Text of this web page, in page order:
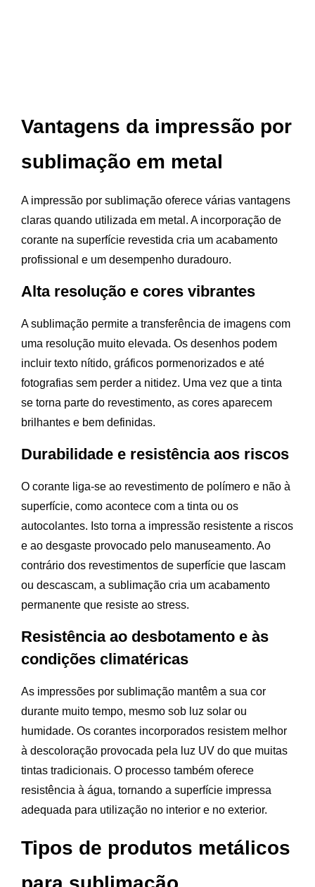
Vantagens da impressão por
sublimação em metal
A impressão por sublimação oferece várias vantagens
claras quando utilizada em metal. A incorporação de
corante na superfície revestida cria um acabamento
profissional e um desempenho duradouro.
Alta resolução e cores vibrantes
A sublimação permite a transferência de imagens com
uma resolução muito elevada. Os desenhos podem
incluir texto nítido, gráficos pormenorizados e até
fotografias sem perder a nitidez. Uma vez que a tinta
se torna parte do revestimento, as cores aparecem
brilhantes e bem definidas.
Durabilidade e resistência aos riscos
O corante liga-se ao revestimento de polímero e não à
superfície, como acontece com a tinta ou os
autocolantes. Isto torna a impressão resistente a riscos
e ao desgaste provocado pelo manuseamento. Ao
contrário dos revestimentos de superfície que lascam
ou descascam, a sublimação cria um acabamento
permanente que resiste ao stress.
Resistência ao desbotamento e às
condições climatéricas
As impressões por sublimação mantêm a sua cor
durante muito tempo, mesmo sob luz solar ou
humidade. Os corantes incorporados resistem melhor
à descoloração provocada pela luz UV do que muitas
tintas tradicionais. O processo também oferece
resistência à água, tornando a superfície impressa
adequada para utilização no interior e no exterior.
Tipos de produtos metálicos